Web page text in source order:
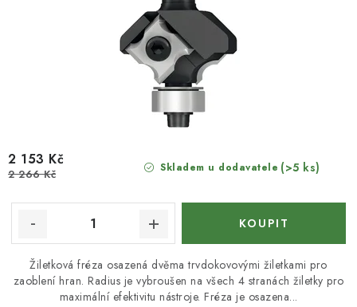
Skladem u dodavatele (>5 ks)
2 153 Kč
2 266 Kč
Žiletková fréza osazená dvěma trvdokovovými žiletkami pro
zaoblení hran. Radius je vybroušen na všech 4 stranách žiletky pro
maximální efektivitu nástroje. Fréza je osazena...